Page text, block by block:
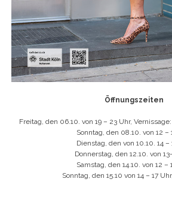
Öffnungszeiten
Freitag, den 06.10. von 19 – 23 Uhr,
Sonntag, den 08.10. von 12 –
Dienstag, den von 10.10. 14 –
Donnerstag, den 12.10. von
Samstag, den 14.10. von 12 –
Sonntag, den 15.10 von 14 – 17